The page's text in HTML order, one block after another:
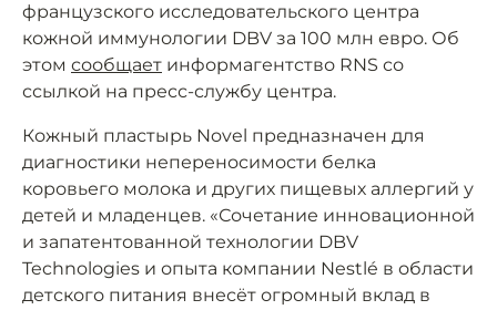
французского исследовательского центра
кожной иммунологии DBV за 100 млн евро. Об
этом сообщает информагентство RNS со
ссылкой на пресс-службу центра.
Кожный пластырь Novel предназначен для
диагностики непереносимости белка
коровьего молока и других пищевых аллергий у
детей и младенцев. «Сочетание инновационной
и запатентованной технологии DBV
Technologies и опыта компании Nestlé в области
детского питания внесёт огромный вклад в